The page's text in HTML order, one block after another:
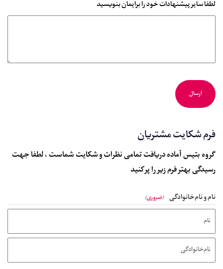
لطفا سایر پیشنهادات خود را برایمان بنویسید
فرم شکایت مشتریان
گروه بتیس آماده دریافت تمامی نظرات و شکایت شماست ، لطفا جهت
رسیدگی بهتر فرم زیر را پر کنید
نام و نام‌خانوادگی (ضروری)